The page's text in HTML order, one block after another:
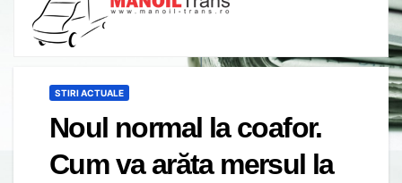
STIRI ACTUALE
Noul normal la coafor.
Cum va arăta mersul la